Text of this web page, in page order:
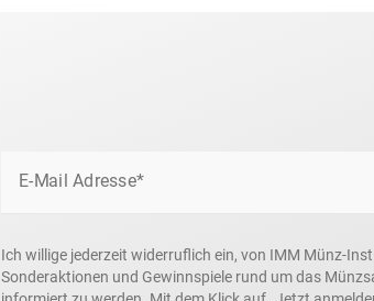
E-Mail Adresse*
Ich willige jederzeit widerruflich ein, von IMM Münz-
Sonderaktionen und Gewinnspiele rund um das